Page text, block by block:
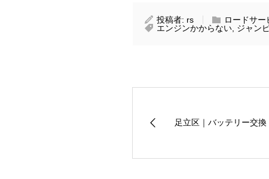
投稿者: rs ロードサー
エンジンかからない ジャン
足立区｜バッテリー交換